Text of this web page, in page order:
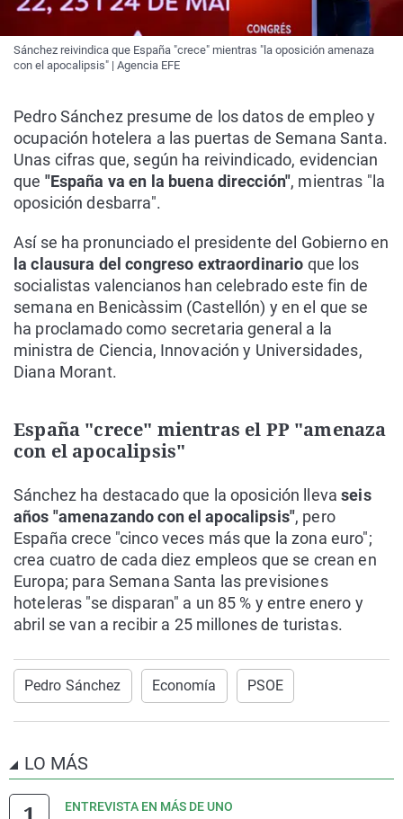
Sánchez reivindica que España "crece" mientras "la oposición amenaza
con el apocalipsis" | Agencia EFE
Pedro Sánchez presume de los datos de empleo y
ocupación hotelera a las puertas de Semana Santa.
Unas cifras que, según ha reivindicado, evidencian
que "España va en la buena dirección", mientras "la
oposición desbarra".
Así se ha pronunciado el presidente del Gobierno en
la clausura del congreso extraordinario que los
socialistas valencianos han celebrado este fin de
semana en Benicàssim (Castellón) y en el que se
ha proclamado como secretaria general a la
ministra de Ciencia, Innovación y Universidades,
Diana Morant.
España "crece" mientras el PP "amenaza
con el apocalipsis"
Sánchez ha destacado que la oposición llevaseis
años "amenazando con el apocalipsis", pero
España crece "cinco veces más que la zona euro";
crea cuatro de cada diez empleos que se crean en
Europa; para Semana Santa las previsiones
hoteleras "se disparan" a un 85 % y entre enero y
abril se van a recibir a 25 millones de turistas.
Pedro Sánchez Economía PSOE
LO MÁS
ENTREVISTA EN MÁS DE UNO